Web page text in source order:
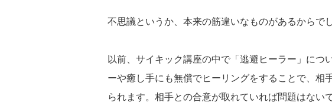
不思議というか、本来の筋違いなものがあるからで
以前、サイキック講座の中で「逃避ヒーラー」につ
ーや癒し手にも無償でヒーリングをすることで、相
られます。相手との合意が取れていれば問題はない